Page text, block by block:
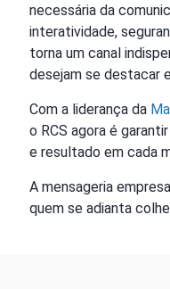
necessária da
interatividade,
torna um canal
desejam se destacar
Com a liderança da
o RCS agora é
e resultado em cada
A mensageria
quem se adianta